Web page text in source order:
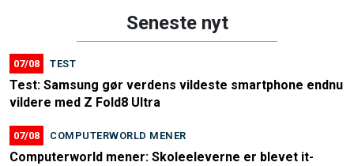
Seneste nyt
07/08 TEST
Test: Samsung gør verdens vildeste smartphone endnu
vildere med Z Fold8 Ultra
07/08 COMPUTERWORLD MENER
Computerworld mener: Skoleeleverne er blevet it-